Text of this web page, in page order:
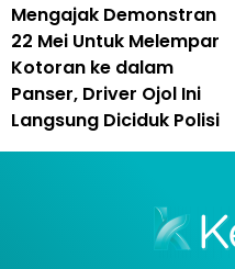
Mengajak Demonstran
22 Mei Untuk Melempar
Kotoran ke dalam
Panser, Driver Ojol Ini
Langsung Diciduk Polisi